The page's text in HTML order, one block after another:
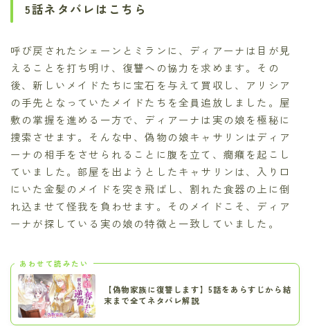
5話ネタバレはこちら
呼び戻されたシェーンとミランに、ディアーナは目が見
えることを打ち明け、復讐への協力を求めます。その
後、新しいメイドたちに宝石を与えて買収し、アリシア
の手先となっていたメイドたちを全員追放しました。屋
敷の掌握を進める一方で、ディアーナは実の娘を極秘に
捜索させます。そんな中、偽物の娘キャサリンはディア
ーナの相手をさせられることに腹を立て、癇癪を起こし
ていました。部屋を出ようとしたキャサリンは、入り口
にいた金髪のメイドを突き飛ばし、割れた食器の上に倒
れ込ませて怪我を負わせます。そのメイドこそ、ディア
ーナが探している実の娘の特徴と一致していました。
あわせて読みたい
【偽物家族に復讐します】5話をあらすじから結
末まで全てネタバレ解説